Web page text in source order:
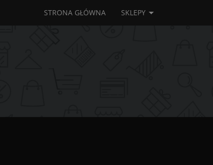
STRONA GŁÓWNA SKLEPY